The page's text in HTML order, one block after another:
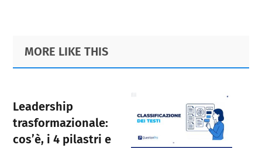
Primary
Sidebar
Footer
MORE LIKE THIS
Leadership
trasformazionale:
cos’è, i 4 pilastri e